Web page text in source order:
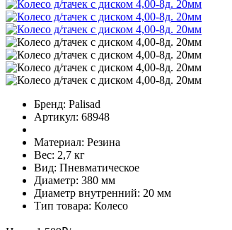
Бренд: Palisad
Артикул: 68948
Материал: Резина
Вес: 2,7 кг
Вид: Пневматическое
Диаметр: 380 мм
Диаметр внутренний: 20 мм
Тип товара: Колесо